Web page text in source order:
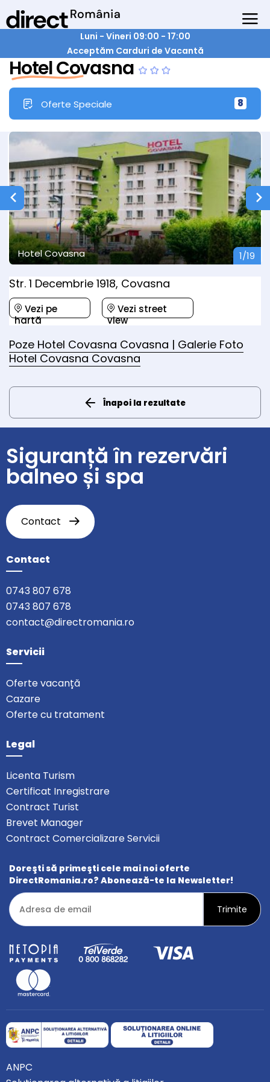
Luni - Vineri 09:00 - 17:00
Acceptăm Carduri de Vacantă
Hotel Covasna
Oferte Speciale 8
Hotel Covasna 1/19
Str. 1 Decembrie 1918, Covasna
Vezi pe
hartă
Vezi street
view
Poze Hotel Covasna Covasna | Galerie Foto
Hotel Covasna Covasna
Înapoi la rezultate
Siguranță în rezervări
balneo și spa
Contact
Contact
0743 807 678
0743 807 678
contact@directromania.ro
Servicii
Oferte vacanță
Cazare
Oferte cu tratament
Legal
Licenta Turism
Certificat Inregistrare
Contract Turist
Brevet Manager
Contract Comercializare Servicii
Doreşti să primeşti cele mai noi oferte
DirectRomania.ro? Abonează-te la Newsletter!
ANPC